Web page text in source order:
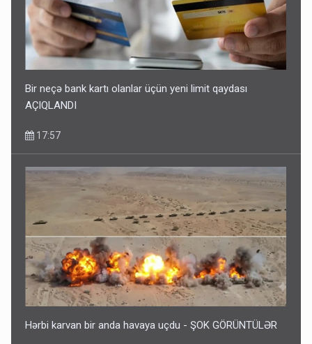
Bir neçə bank kartı olanlar üçün yeni limit qaydası
AÇIQLANDI
17:57
Hərbi karvan bir anda havaya uçdu - ŞOK GÖRÜNTÜLƏR